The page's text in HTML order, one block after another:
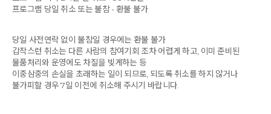
프로그램 당일 취소 또는 불참 - 환불 불가
당일 사전연락 없이 불참일 경우에는 환불 불가
갑작스런 취소는 다른 사람의 참여기회 조차 어렵게 하고, 이미 준비된
물품처리와 운영에도 차질을 빚게하는 등
이중삼중의 손실을 초래하는 일이 되므로, 되도록 취소를 하지 않거나
불가피할 경우 7일 이전에 취소해 주시기 바랍니다.